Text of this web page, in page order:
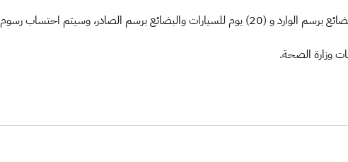
4. يجب على المشتري إخراج السيارات والبضائع المباعة خلال (5) أيام للسيارات والبضائع برسم الوارد و (20) يوم للسيارات